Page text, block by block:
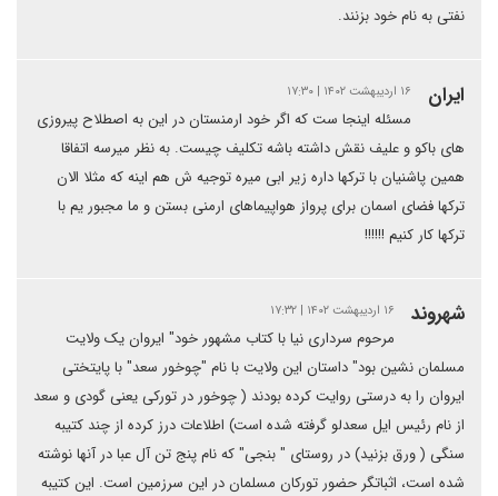
نفتی به نام خود بزنند.
ایران ۱۶ اردیبهشت ۱۴۰۲ | ۱۷:۳۰
مسئله اینجا ست که اگر خود ارمنستان در این به اصطلاح پیروزی
های باکو و علیف نقش داشته باشه تکلیف چیست. به نظر میرسه اتفاقا
همین پاشنیان با ترکها داره زیر ابی میره توجیه ش هم اینه که مثلا الان
ترکها فضای اسمان برای پرواز هواپیماهای ارمنی بستن و ما مجبور یم با
ترکها کار کنیم !!!!!!
شهروند ۱۶ اردیبهشت ۱۴۰۲ | ۱۷:۳۲
مرحوم سرداری نیا با کتاب مشهور خود" ایروان یک ولایت
مسلمان نشین بود" داستان این ولایت با نام "چوخور سعد" با پایتختی
ایروان را به درستی روایت کرده بودند ( چوخور در تورکی یعنی گودی و سعد
از نام رئیس ایل سعدلو گرفته شده است) اطلاعات درز کرده از چند کتیبه
سنگی ( ورق بزنید) در روستای " بنجی" که نام پنج تن آل عبا در آنها نوشته
شده است، اثباتگر حضور تورکان مسلمان در این سرزمین است. این کتیبه